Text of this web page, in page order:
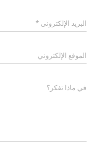
البريد الإلكتروني *
الموقع الإلكتروني
في ماذا تفكر؟